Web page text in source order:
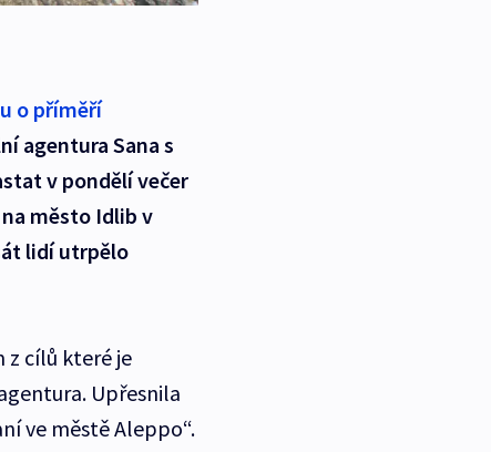
o příměří
agentura Sana s
v pondělí večer
město Idlib v
lidí utrpělo
z cílů které je
Upřesnila
ve městě Aleppo“.